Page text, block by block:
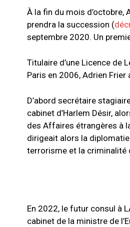
À la fin du mois d’octobre,
prendra la succession (
septembre 2020. Un
Titulaire d’une Licence de
Paris en 2006, Adrien
D’abord secrétaire
cabinet d’Harlem Désir,
des Affaires étrangères à
dirigeait alors la
terrorisme et la criminalité
En 2022, le futur consul à
cabinet de la ministre de